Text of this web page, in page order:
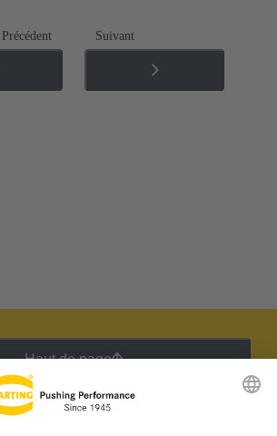
Précédent Suivant
Haut de page